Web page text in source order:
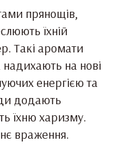
прянощів,
їхній
Такі аромати
на нові
енергією та
додають
їхню харизму.
враження.